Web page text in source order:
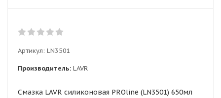
Артикул: LN3501
Производитель: LAVR
Смазка LAVR силиконовая PROline (LN3501) 650мл